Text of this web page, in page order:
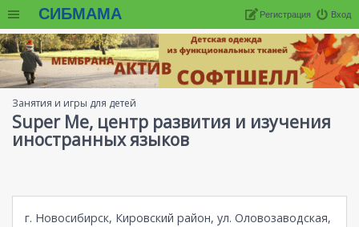
СИБМАМА Вход
Регистрация
Занятия и игры для детей
Super Me, центр развития и изучения
иностранных языков
г. Новосибирск, Кировский район, ул. Оловозаводская,